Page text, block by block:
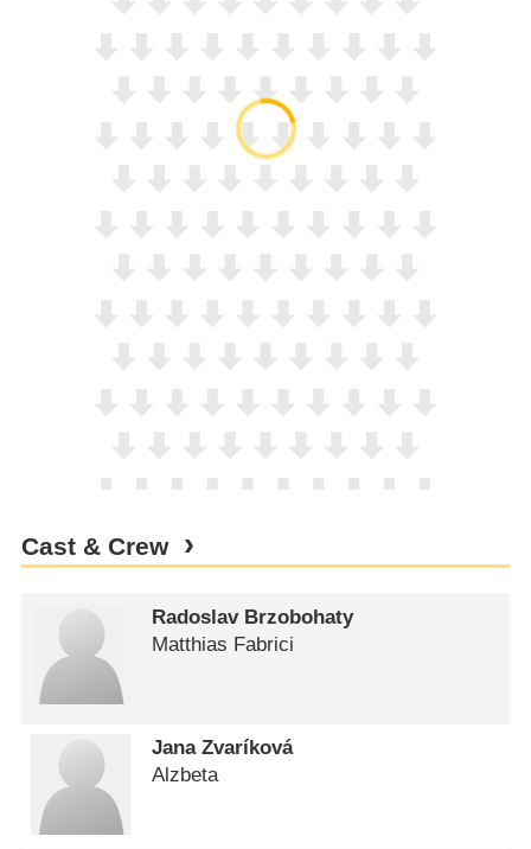
Cast & Crew
Radoslav Brzobohaty
Matthias Fabrici
Jana Zvaríková
Alzbeta